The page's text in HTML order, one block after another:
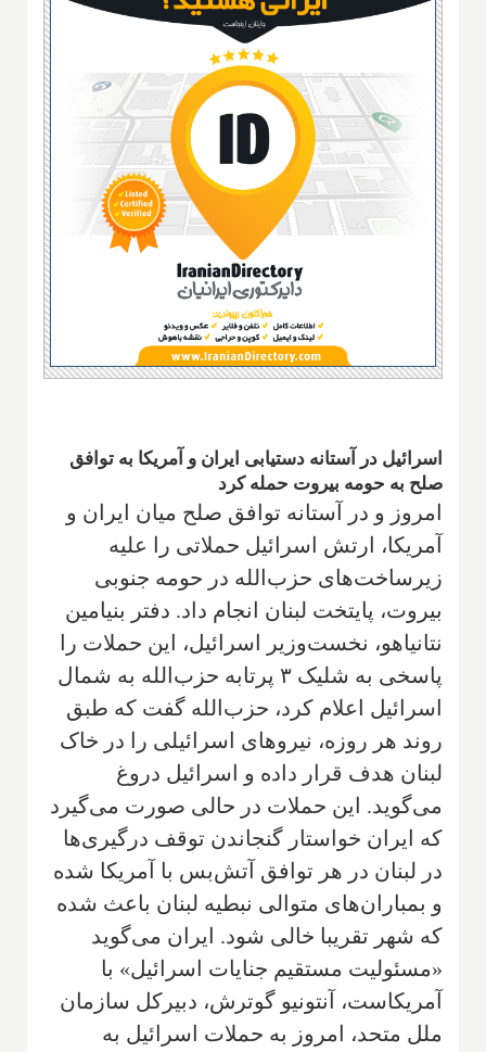
اسرائیل در آستانه دستیابی ایران و آمریکا به توافق
صلح به حومه بیروت حمله کرد
امروز و در آستانه توافق صلح میان ایران و
آمریکا، ارتش اسرائیل حملاتی را علیه
زیرساخت‌های حزب‌الله در حومه جنوبی
بیروت، پایتخت لبنان انجام داد. دفتر بنیامین
نتانیاهو، نخست‌وزیر اسرائیل، این حملات را
پاسخی به شلیک ۳ پرتابه حزب‌الله به شمال
اسرائیل اعلام کرد، حزب‌الله گفت که طبق
روند هر روزه، نیروهای اسرائیلی را در خاک
لبنان هدف قرار داده و اسرائیل دروغ
می‌گوید. این حملات در حالی صورت می‌گیرد
که ایران خواستار گنجاندن توقف درگیری‌ها
در لبنان در هر توافق آتش‌بس با آمریکا شده
و بمباران‌های متوالی نبطیه لبنان باعث شده
که شهر تقریبا خالی شود. ایران می‌گوید
«مسئولیت مستقیم جنایات اسرائیل» با
آمریکاست، آنتونیو گوترش، دبیرکل سازمان
ملل متحد، امروز به حملات اسرائیل به